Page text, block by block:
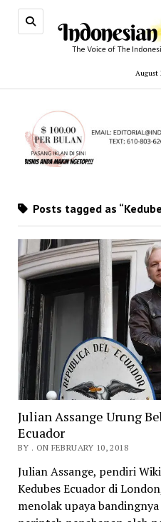
August
Posts tagged as
Julian Assange Urung
Ecuador
BY . ON FEBRUARY 10, 2018
Julian Assange, pendiri
Kedubes Ecuador di
menolak upaya